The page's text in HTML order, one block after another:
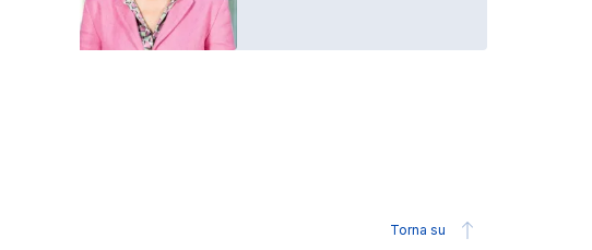
Torna su